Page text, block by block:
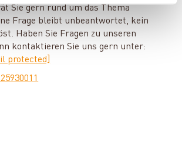
Sie gern rund um das Thema
Frage bleibt unbeantwortet, kein
Haben Sie Fragen zu unseren
kontaktieren Sie uns gern unter:
protected]